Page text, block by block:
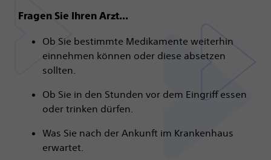
Fragen Sie Ihren Arzt...
Ob Sie bestimmte Medikamente weiterhin
einnehmen können oder diese absetzen
sollten.
Ob Sie in den Stunden vor dem Eingriff essen
oder trinken dürfen.
Was Sie nach der Ankunft im Krankenhaus
erwartet.